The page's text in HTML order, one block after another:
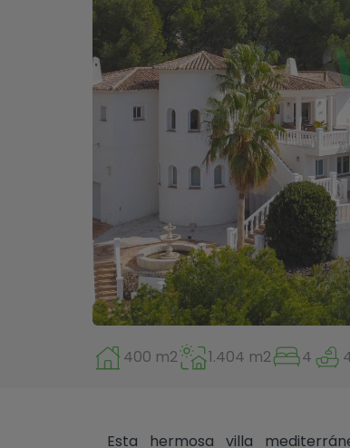
400 m2 1.404 m2 4
Esta hermosa villa